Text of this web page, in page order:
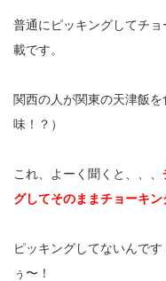
普通にピッキングしてチ
載です。
関西の人が関東の天津飯
味！？）
これ、よーく聞くと、、、
グしてそのままチョーキン
ピッキングしてないんで
ぅ〜！